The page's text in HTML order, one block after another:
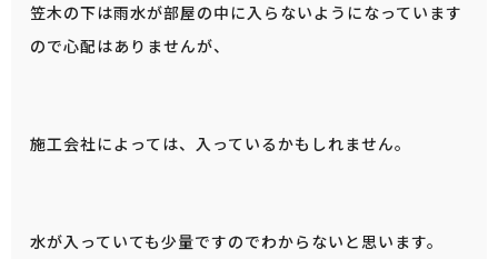
笠木の下は雨水が部屋の中に入らないようになっています
ので心配はありませんが、
施工会社によっては、入っているかもしれません。
水が入っていても少量ですのでわからないと思います。